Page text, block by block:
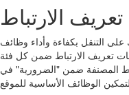
الارتباط
التنقل بكفاءة وأداء وظائف
تعريف الارتباط ضمن كل فئة
المصنفة ضمن "الضرورية" في